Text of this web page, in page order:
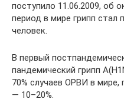
поступило 11.06.2009, об
период в мире грипп стал
человек.
В первый
пандемический грипп
70% случаев ОРВИ в мире,
— 10–20%.